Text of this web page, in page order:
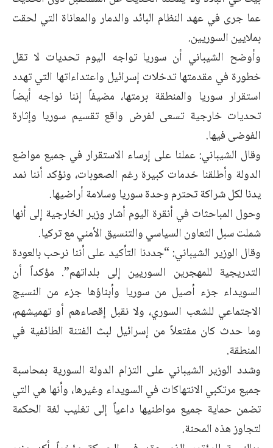
عما جرى في عهد النظام البائد والدمار والمعاناة التي لحقت
بملايين السوريين.
وأوضح الشيباني أن سوريا تواجه اليوم تحديات لا تقل
خطورة في مقدمتها تدخلات إسرائيل واعتداءاتها التي تهدد
استقرار سوريا والمنطقة برمتها، مضيفاً إننا نواجه أيضاً
تحديات خارجية تسعى لفرض واقع تقسيم سوريا وإثارة
الفوضى فيها.
وقال الشيباني: عملنا على إرساء الاستقرار في جميع مواضع
الدولة وأطلقنا خدمات كبيرة رغم الصعوبات، ونؤكد أننا نمد
يدنا لكل شراكة تحترم وحدة سوريا وسلامة أراضيها.
وحول المباحثات في أنقرة اليوم أشار وزير الخارجية إلى أنها
شملت سبل التعاون السياسي والتنسيق الأمني مع تركيا.
وقال الوزير الشيباني: “جددنا التأكيد على أننا نرحب بالعودة
التدريجية للمهجرين السوريين إلى بلداتهم”. مؤكداً أن
السويداء جزء أصيل من سوريا وأبناؤها جزء من النسيج
الاجتماعي للشعب السوري، ولا نقبل إقصاءهم أو تهميشهم،
وما حدث كان مفتعلاً من إسرائيل لبث الفتنة الطائفية في
المنطقة.
وشدد الوزير الشيباني على التزام الدولة السورية بمحاسبة
جميع مرتكبي الانتهاكات في السويداء وغيرها، وأنها هي التي
تضمن حماية جميع مواطنيها داعياً إلى تغليب لغة الحكمة
لتجاوز هذه المحنة.